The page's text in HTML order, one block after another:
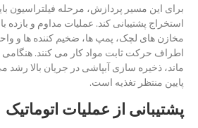
برای این مسیر پردازش، مرحله فیلتراسیون
استخراج پشتیبانی کند. عملیات مداوم و بازده
مخازن های لچک، پمپ ها، ضخیم کننده ها و
اطراف حرکت ثابت مواد کار می کنند.
ماند، ذخیره سازی آبپاشی در جریان بالا رشد
پایین منتظر تغذیه است.
پشتیبانی از عملیات اتوماتیک